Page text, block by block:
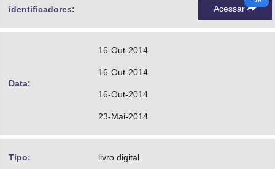
identificadores: Acessar
Data:
16-Out-2014
16-Out-2014
16-Out-2014
23-Mai-2014
Tipo: livro digital